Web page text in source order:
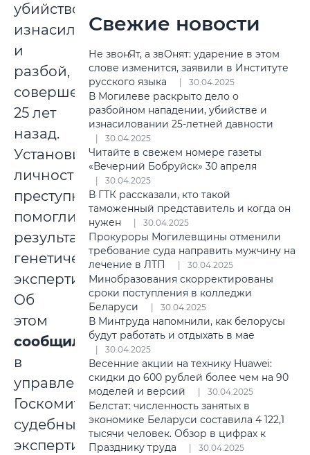
убийство,
изнасилование
и
разбой,
совершенные
25 лет
назад.
Установить
личности
преступников
помогли
результаты
генетических
экспертиз.
Об
этом
сообщили
в
управлении
Госкомитета
судебных
экспертиз
Свежие новости
Не звонЯт, а звОнят: ударение в этом
слове изменится, заявили в Институте
русского языка
30.04.2025
В Могилеве раскрыто дело о
разбойном нападении, убийстве и
изнасиловании 25-летней давности
30.04.2025
Читайте в свежем номере газеты
«Вечерний Бобруйск» 30 апреля
30.04.2025
В ГТК рассказали, кто такой
таможенный представитель и когда он
нужен
30.04.2025
Прокуроры Могилевщины отменили
требование суда направить мужчину на
лечение в ЛТП
30.04.2025
Минобразования скорректированы
сроки поступления в колледжи
Беларуси
30.04.2025
В Минтруда напомнили, как белорусы
будут работать и отдыхать в мае
30.04.2025
Весенние акции на технику Huawei:
скидки до 600 рублей более чем на 90
моделей и версий
30.04.2025
Белстат: численность занятых в
экономике Беларуси составила 4 122,1
тысячи человек. Обзор в цифрах к
Празднику труда
30.04.2025